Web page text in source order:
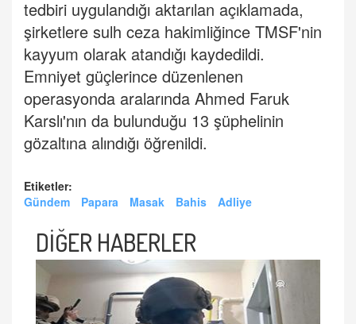
tedbiri uygulandığı aktarılan açıklamada,
şirketlere sulh ceza hakimliğince TMSF'nin
kayyum olarak atandığı kaydedildi.
Emniyet güçlerince düzenlenen
operasyonda aralarında Ahmed Faruk
Karslı'nın da bulunduğu 13 şüphelinin
gözaltına alındığı öğrenildi.
Etiketler:
Gündem
Papara Masak Bahis Adliye
DİĞER HABERLER